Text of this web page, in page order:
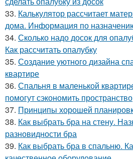
33. Калькулятор рассчитает
дома. Информация по
34. Сколько надо досок для
Как рассчитать опалубку
35. Создание уютного дизайна
квартире
36. Спальня в маленькой
помогут сэкономить пространство
37. Принципы хорошей
38. Как выбрать бра на стену.
разновидности бра
39. Как выбрать бра в спальню.